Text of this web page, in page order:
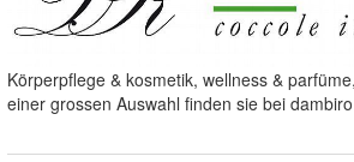
Körperpflege & kosmetik, wellness &
einer grossen Auswahl finden sie bei